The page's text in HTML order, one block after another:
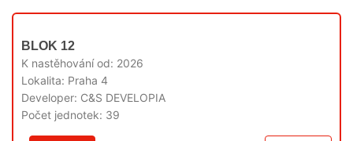
BLOK 12
K nastěhování od: 2026
Lokalita: Praha 4
Developer: C&S DEVELOPIA
Počet jednotek: 39